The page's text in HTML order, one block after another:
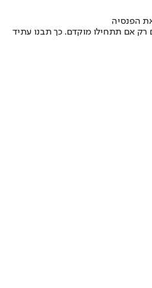
את הפנסיה
רק אם תתחילו מוקדם. כך תבנו עתיד